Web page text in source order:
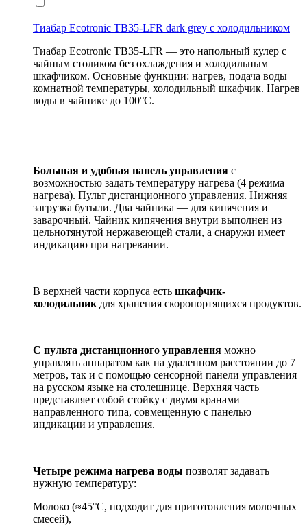
Тиабар Ecotronic TB35-LFR dark grey с холодильником
Тиабар Ecotronic TB35-LFR — это напольный кулер с
чайным столиком без охлаждения и холодильным
шкафчиком. Основные функции: нагрев, подача воды
комнатной температуры, холодильный шкафчик. Нагрев
воды в чайнике до 100°С.
Большая и удобная панель управления с
возможностью задать температуру нагрева (4 режима
нагрева). Пульт дистанционного управления. Нижняя
загрузка бутыли. Два чайника — для кипячения и
заварочный. Чайник кипячения внутри выполнен из
цельнотянутой нержавеющей стали, а снаружи имеет
индикацию при нагревании.
В верхней части корпуса есть шкафчик-
холодильник для хранения скоропортящихся продуктов.
С пульта дистанционного управления можно
управлять аппаратом как на удаленном расстоянии до 7
метров, так и с помощью сенсорной панели управления
на русском языке на столешнице. Верхняя часть
представляет собой стойку с двумя кранами
направленного типа, совмещенную с панелью
индикации и управления.
Четыре режима нагрева воды позволят задавать
нужную температуру:
Молоко (≈45°С, подходит для приготовления молочных
смесей),